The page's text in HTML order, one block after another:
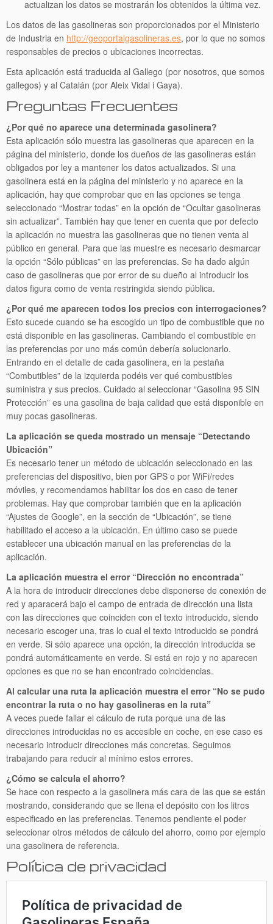
actualizan los datos se mostrarán los obtenidos la última vez.
Los datos de las gasolineras son proporcionados por el Ministerio
de Industria en http://geoportalgasolineras.es, por lo que no somos
responsables de precios o ubicaciones incorrectas.
Esta aplicación está traducida al Gallego (por nosotros, que somos
gallegos) y al Catalán (por Aleix Vidal i Gaya).
Preguntas Frecuentes
¿Por qué no aparece una determinada gasolinera?
Esta aplicación sólo muestra las gasolineras que aparecen en la
página del ministerio, donde los dueños de las gasolineras están
obligados por ley a mantener los datos actualizados. Si una
gasolinera está en la página del ministerio y no aparece en la
aplicación, hay que comprobar que en las opciones se tenga
seleccionado “Mostrar todas” en la opción de “Ocultar gasolineras
sin actualizar”. También hay que tener en cuenta que por defecto
la aplicación no muestra las gasolineras que no tienen venta al
público en general. Para que las muestre es necesario desmarcar
la opción “Sólo públicas” en las preferencias. Se ha dado algún
caso de gasolineras que por error de su dueño al introducir los
datos figura como de venta restringida siendo pública.
¿Por qué me aparecen todos los precios con interrogaciones?
Esto sucede cuando se ha escogido un tipo de combustible que no
está disponible en las gasolineras. Cambiando el combustible en
las preferencias por uno más común debería solucionarlo.
Entrando en el detalle de cada gasolinera, en la pestaña
“Combutibles” de la izquierda podéis ver qué combustibles
suministra y sus precios. Cuidado al seleccionar “Gasolina 95 SIN
Protección” es una gasolina de baja calidad que está disponible en
muy pocas gasolineras.
La aplicación se queda mostrado un mensaje “Detectando
Ubicación”
Es necesario tener un método de ubicación seleccionado en las
preferencias del dispositivo, bien por GPS o por WiFi/redes
móviles, y recomendamos habilitar los dos en caso de tener
problemas. Hay que comprobar también que en la aplicación
“Ajustes de Google”, en la sección de “Ubicación”, se tiene
habilitado el acceso a la ubicación. En último caso se puede
establecer una ubicación manual en las preferencias de la
aplicación.
La aplicación muestra el error “Dirección no encontrada”
A la hora de introducir direcciones debe disponerse de conexión de
red y aparacerá bajo el campo de entrada de dirección una lista
con las direcciones que coinciden con el texto introducido, siendo
necesario escoger una, tras lo cual el texto introducido se pondrá
en verde. Si sólo aparece una opción, la dirección introducida se
pondrá automáticamente en verde. Si está en rojo y no aparecen
opciones es que no se han encontrado coincidencias.
Al calcular una ruta la aplicación muestra el error “No se pudo
encontrar la ruta o no hay gasolineras en la ruta”
A veces puede fallar el cálculo de ruta porque una de las
direcciones introducidas no es accesible en coche, en ese caso es
necesario introducir direcciones más concretas. Seguimos
trabajando para reducir al mínimo estos errores.
¿Cómo se calcula el ahorro?
Se hace con respecto a la gasolinera más cara de las que se están
mostrando, considerando que se llena el depósito con los litros
especificado en las preferencias. Tenemos pendiente el poder
seleccionar otros métodos de cálculo del ahorro, como por ejemplo
una gasolinera de referencia.
Política de privacidad